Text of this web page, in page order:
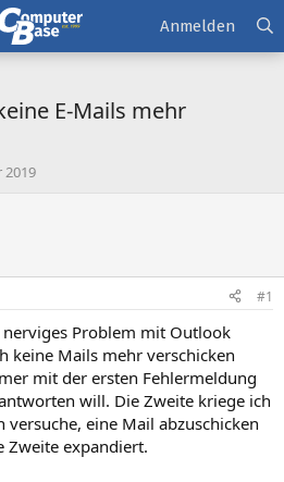
Anmelden
E-Mails mehr
2019
#1
Problem mit Outlook
keine Mails mehr verschicken
mit der ersten Fehlermeldung
will. Die Zweite kriege ich
eine Mail abzuschicken
Zweite expandiert.